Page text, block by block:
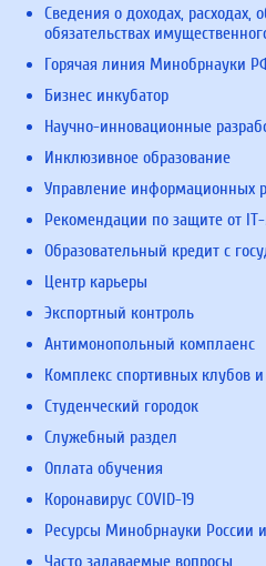
Сведения о доходах, расходах,
обязательствах
Горячая линия Минобрнауки
Бизнес инкубатор
Научно-инновационные
Инклюзивное образование
Управление информационных
Рекомендации по защите от
Образовательный кредит с
Центр карьеры
Экспортный контроль
Антимонопольный комплаенс
Комплекс спортивных клубов
Студенческий городок
Служебный раздел
Оплата обучения
Коронавирус COVID-19
Ресурсы Минобрнауки России
Часто задаваемые вопросы